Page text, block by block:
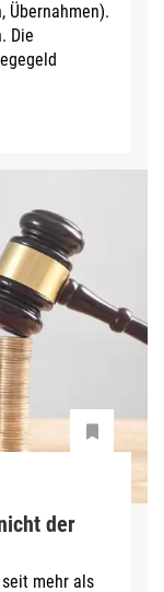
Übernahmen).
Die
der
mehr als